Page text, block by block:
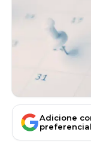
Adicione